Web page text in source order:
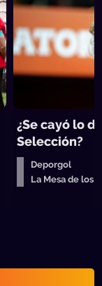
¿Se cayó lo
Selección?
Deporgol
La Mesa de los